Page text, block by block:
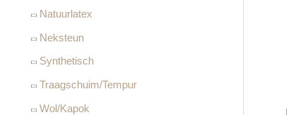
Natuurlatex
Neksteun
Synthetisch
Traagschuim/Tempur
Wol/Kapok